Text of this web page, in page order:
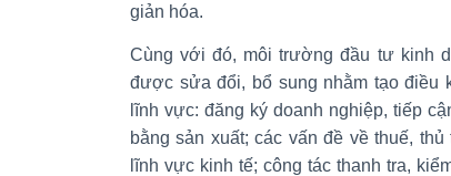
giản hóa.
Cùng với đó, môi trường đầu tư kinh
được sửa đổi, bổ sung nhằm tạo điều
lĩnh vực: đăng ký doanh nghiệp, tiếp
bằng sản xuất; các vấn đề về thuế,
lĩnh vực kinh tế; công tác thanh tra,